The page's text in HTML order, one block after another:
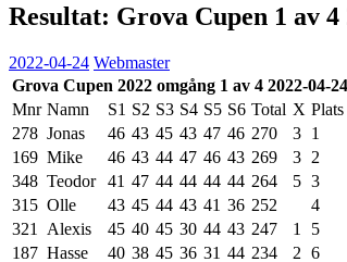
Resultat: Grova Cupen 1 av 4
2022-04-24 Webmaster
Grova Cupen 2022 omgång 1 av 4 2022-04-24
Mnr Namn S1 S2 S3 S4 S5 S6 Total X Plats
278 Jonas 46 43 45 43 47 46 270 3 1
169 Mike 46 43 44 47 46 43 269 3 2
348 Teodor 41 47 44 44 44 44 264 5 3
315 Olle 43 45 44 43 41 36 252
4
321
Alexis 45 40 45 30 44 43 247 1
5
187 Hasse 40 38 45 36 31 44 234 2 6